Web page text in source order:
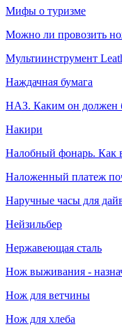
Мифы о туризме
Можно ли провозить
Мультиинструмент
Наждачная бумага
НАЗ. Каким он должен
Накири
Налобный фонарь. Как
Наложенный платеж
Наручные часы для
Нейзильбер
Нержавеющая сталь
Нож выживания -
Нож для ветчины
Нож для хлеба